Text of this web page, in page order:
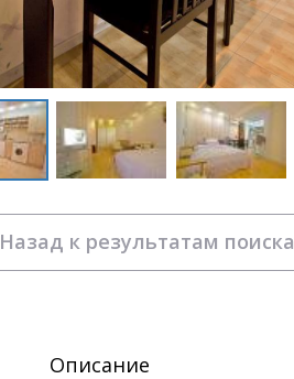
Назад к результатам поиска
Описание